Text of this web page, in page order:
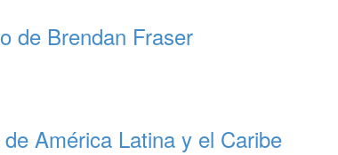
de Brendan Fraser
América Latina y el Caribe